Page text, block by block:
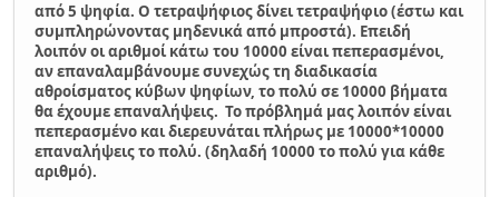
από 5 ψηφία. Ο τετραψήφιος δίνει τετραψήφιο (έστω και
συμπληρώνοντας μηδενικά από μπροστά). Επειδή
λοιπόν οι αριθμοί κάτω του 10000 είναι πεπερασμένοι,
αν επαναλαμβάνουμε συνεχώς τη διαδικασία
αθροίσματος κύβων ψηφίων, το πολύ σε 10000 βήματα
θα έχουμε επαναλήψεις. Το πρόβλημά μας λοιπόν είναι
πεπερασμένο και διερευνάται πλήρως με 10000*10000
επαναλήψεις το πολύ. (δηλαδή 10000 το πολύ για κάθε
αριθμό).